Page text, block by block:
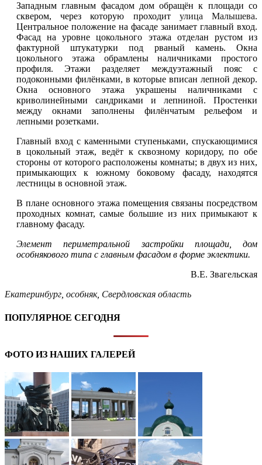
Западным главным фасадом дом обращён к площади со
сквером, через которую проходит улица Малышева.
Центральное положение на фасаде занимает главный вход.
Фасад на уровне цокольного этажа отделан рустом из
фактурной штукатурки под рваный камень. Окна
цокольного этажа обрамлены наличниками простого
профиля. Этажи разделяет междуэтажный пояс с
подоконными филёнками, в которые вписан лепной декор.
Окна основного этажа украшены наличниками с
криволинейными сандриками и лепниной. Простенки
между окнами заполнены филёнчатым рельефом и
лепными розетками.
Главный вход с каменными ступеньками, спускающимися
в цокольный этаж, ведёт к сквозному коридору, по обе
стороны от которого расположены комнаты; в двух из них,
примыкающих к южному боковому фасаду, находятся
лестницы в основной этаж.
В плане основного этажа помещения связаны посредством
проходных комнат, самые большие из них примыкают к
главному фасаду.
Элемент периметральной застройки площади, дом
особнякового типа с главным фасадом в форме эклектики.
В.Е. Звагельская
Екатеринбург особняк, Свердловская область
ПОПУЛЯРНОЕ СЕГОДНЯ
ФОТО ИЗ НАШИХ ГАЛЕРЕЙ